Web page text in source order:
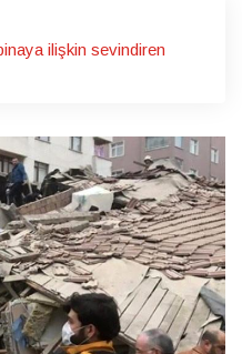
ilişkin sevindiren